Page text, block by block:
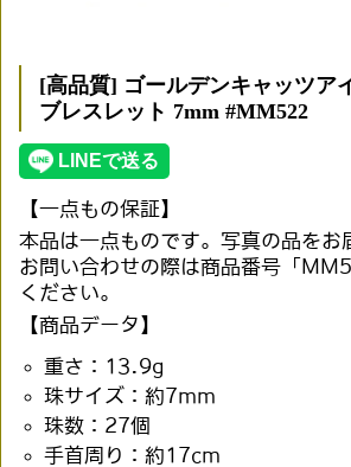
[高品質] ゴールデンキャッツア
ブレスレット 7mm #MM522
【一点もの保証】
本品は一点ものです。写真の品をお
お問い合わせの際は商品番号「
ください。
【商品データ】
重さ：13.9g
珠サイズ：約7mm
珠数：27個
手首周り：約17cm